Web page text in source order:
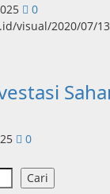
0
0
Cari